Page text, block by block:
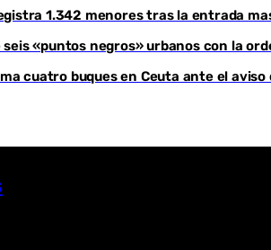
1.342 menores tras la entrada
seis «puntos negros» urbanos con la
cuatro buques en Ceuta ante el